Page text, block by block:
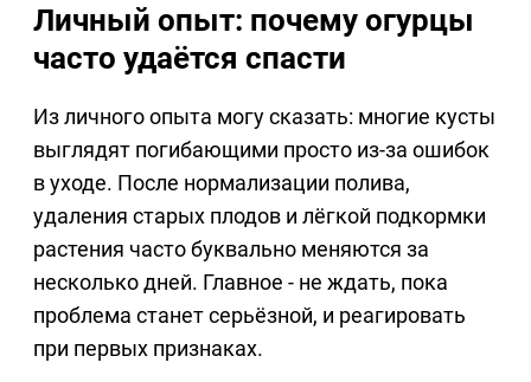
Личный опыт: почему огурцы
часто удаётся спасти
Из личного опыта могу сказать: многие кусты
выглядят погибающими просто из-за ошибок
в уходе. После нормализации полива,
удаления старых плодов и лёгкой подкормки
растения часто буквально меняются за
несколько дней. Главное - не ждать, пока
проблема станет серьёзной, и реагировать
при первых признаках.